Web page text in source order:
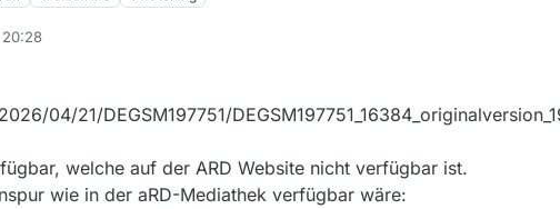
20:28
04/21/DEGSM197751/
welche auf der ARD Website nicht verfügbar ist.
wie in der aRD-Mediathek verfügbar wäre: